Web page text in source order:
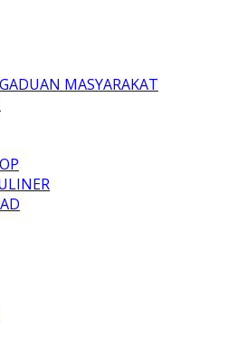
MASYARAKAT